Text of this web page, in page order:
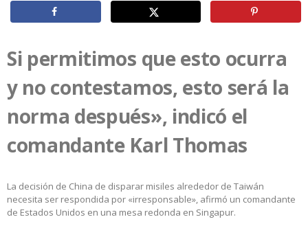
Si permitimos que esto ocurra
y no contestamos, esto será la
norma después», indicó el
comandante Karl Thomas
La decisión de China de disparar misiles alrededor de Taiwán
necesita ser respondida por «irresponsable», afirmó un comandante
de Estados Unidos en una mesa redonda en Singapur.